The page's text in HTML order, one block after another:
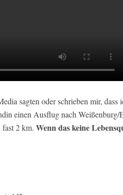
sagten oder schrieben mir,
einen Ausflug nach
fast 2 km. Wenn das keine